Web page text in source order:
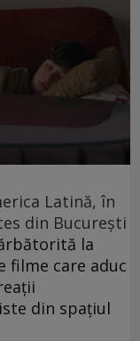
Latină, în
din București
la
filme care aduc
din spațiul